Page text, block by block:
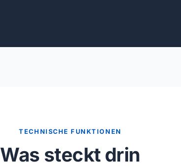
TECHNISCHE FUNKTIONEN
Was steckt drin